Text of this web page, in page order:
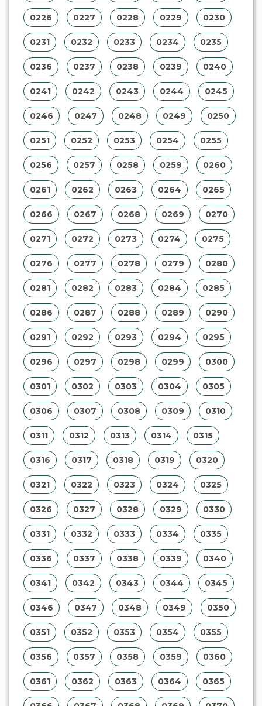
0226 0227 0228 0229 0230
0231 0232 0233 0234 0235
0236 0237 0238 0239 0240
0241 0242 0243 0244 0245
0246 0247 0248 0249 0250
0251 0252 0253 0254 0255
0256 0257 0258 0259 0260
0261 0262 0263 0264 0265
0266 0267 0268 0269 0270
0271 0272 0273 0274 0275
0276 0277 0278 0279 0280
0281 0282 0283 0284 0285
0286 0287 0288 0289 0290
0291 0292 0293 0294 0295
0296 0297 0298 0299 0300
0301 0302 0303 0304 0305
0306 0307 0308 0309 0310
0311 0312 0313 0314 0315
0316 0317 0318 0319 0320
0321 0322 0323 0324 0325
0326 0327 0328 0329 0330
0331 0332 0333 0334 0335
0336 0337 0338 0339 0340
0341 0342 0343 0344 0345
0346 0347 0348 0349 0350
0351 0352 0353 0354 0355
0356 0357 0358 0359 0360
0361 0362 0363 0364 0365